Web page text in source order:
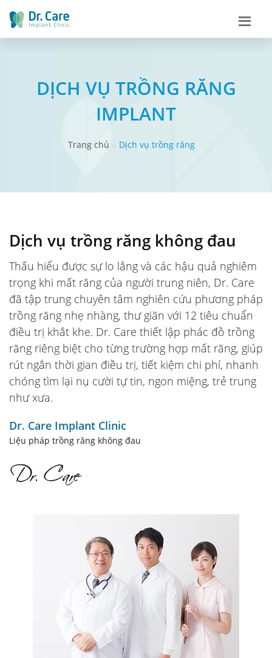
DỊCH VỤ TRỒNG RĂNG
IMPLANT
Trang chủ Dịch vụ trồng răng
Dịch vụ trồng răng không đau
Thấu hiểu được sự lo lắng và các hậu quả nghiêm
trọng khi mất răng của người trung niên, Dr. Care
đã tập trung chuyên tâm nghiên cứu phương pháp
trồng răng nhẹ nhàng, thư giãn với 12 tiêu chuẩn
điều trị khắt khe. Dr. Care thiết lập phác đồ trồng
răng riêng biệt cho từng trường hợp mất răng, giúp
rút ngắn thời gian điều trị, tiết kiệm chi phí, nhanh
chóng tìm lại nụ cười tự tin, ngon miệng, trẻ trung
như xưa.
Dr. Care Implant Clinic
Liệu pháp trồng răng không đau